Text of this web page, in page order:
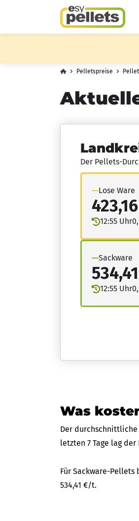
Pelletspreise
Der Pellets-
Lose Ware
12:55 Uhr
Sackware
12:55 Uhr
Was
Der
letzten 7 Tage lag
Für Sackware-
534,41 €/t.